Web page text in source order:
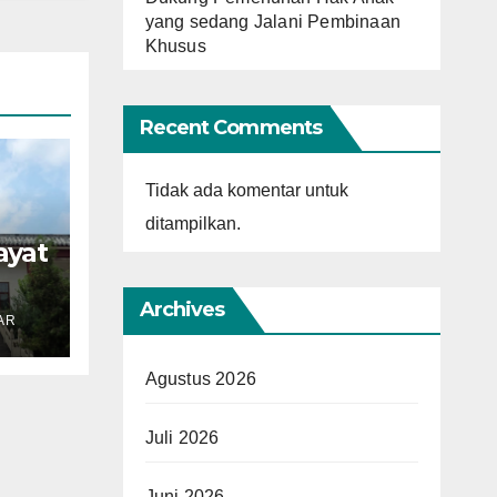
yang sedang Jalani Pembinaan
Khusus
Recent Comments
Tidak ada komentar untuk
ditampilkan.
Archives
Agustus 2026
Juli 2026